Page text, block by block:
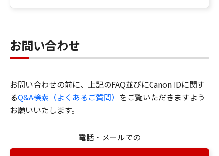
お問い合わせ
お問い合わせの前に、上記のFAQ並びにCanon IDに関す
るQ&A検索（よくあるご質問） をご覧いただきますよう
お願いいたします。
電話・メールでの